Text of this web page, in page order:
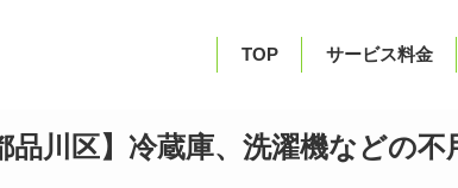
TOP サービス料金
品川区】冷蔵庫、洗濯機などの